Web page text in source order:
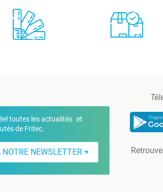
toutes les actualités et
de Fritec.
NEWSLETTER